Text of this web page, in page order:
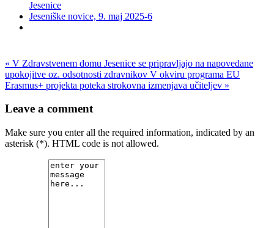
Jesenice
Jeseniške novice, 9. maj 2025-6
« V Zdravstvenem domu Jesenice se pripravljajo na napovedane
upokojitve oz. odsotnosti zdravnikov V okviru programa EU
Erasmus+ projekta poteka strokovna izmenjava učiteljev »
Leave a comment
Make sure you enter all the required information, indicated by an
asterisk (*). HTML code is not allowed.